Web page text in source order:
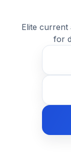
Elite current
for